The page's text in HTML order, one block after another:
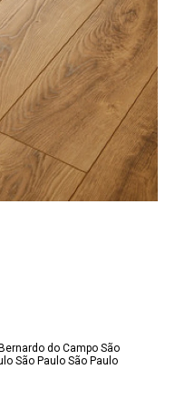
do Campo São
São Paulo São Paulo